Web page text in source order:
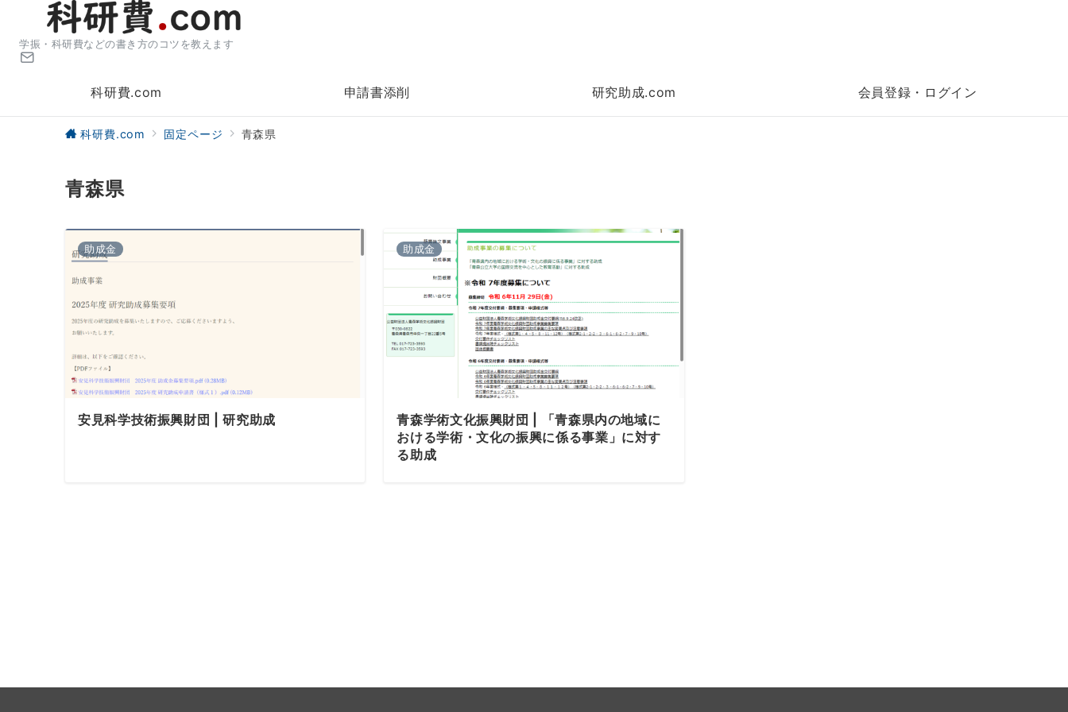
学振・科研費などの書き方のコツを教えます
科研費.com 申請書添削 研究助成.com 会員登録・ログイン
科研費.com 固定ページ 青森県
青森県
助成金
安見科学技術振興財団 | 研究助成
助成金
青森学術文化振興財団 | 「青森県内の地域に
おける学術・文化の振興に係る事業」に対す
る助成